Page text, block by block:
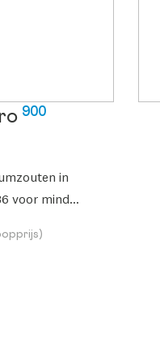
900
in
voor minder